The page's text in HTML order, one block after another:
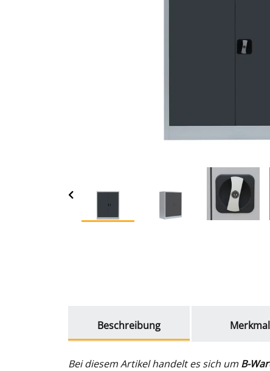
Beschreibung
Bei diesem Artikel handelt es sich um B-